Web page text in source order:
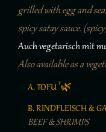
grilled with egg and
spicy satay sauce.
Auch vegetarisch mit
Also available as a
A. TOFUF🌿
B. RINDFLEISCH &
BEEF & SHRIMPS